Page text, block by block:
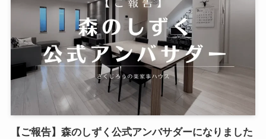
【ご報告】森のしずく公式アンバサダーになりました